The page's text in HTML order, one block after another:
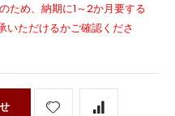
ため、納期に1～2か月要する
いただけるかご確認くださ